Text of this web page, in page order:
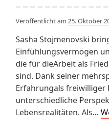
Veröffentlicht am 25. Oktober
Sasha Stojmenovski
Einfühlungsvermögen
die für dieArbeit als
sind. Dank seiner
Erfahrungals freiwilliger
unterschiedliche
Lebensrealitäten. Als…